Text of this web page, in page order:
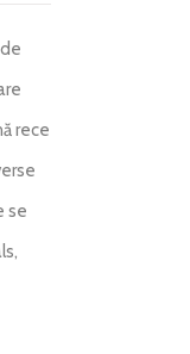
rece
se